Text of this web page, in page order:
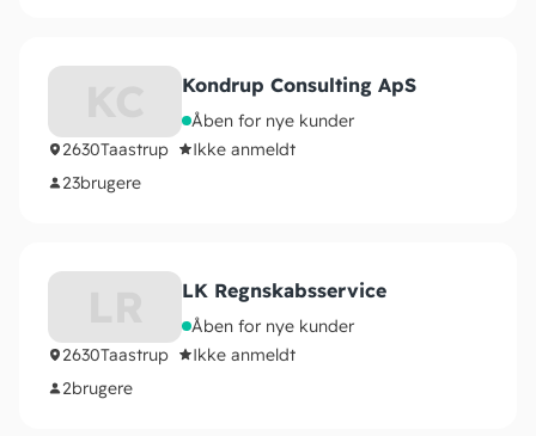
Kondrup Consulting ApS
Åben for nye kunder
2630Taastrup
Ikke anmeldt
23brugere
LK Regnskabsservice
Åben for nye kunder
2630Taastrup
Ikke anmeldt
2brugere